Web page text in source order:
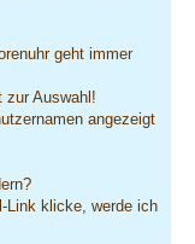
geht immer
zur Auswahl!
angezeigt
Link klicke, werde ich